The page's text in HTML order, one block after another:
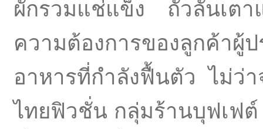
ผักรวมแช่แข็ง ถั่วลันเต
ความต้องการของลูกค้าผู้
อาหารที่กำลังฟื้นตัว ไม่ว่
ไทยฟิวชั่น กลุ่มร้านบุฟเฟต์